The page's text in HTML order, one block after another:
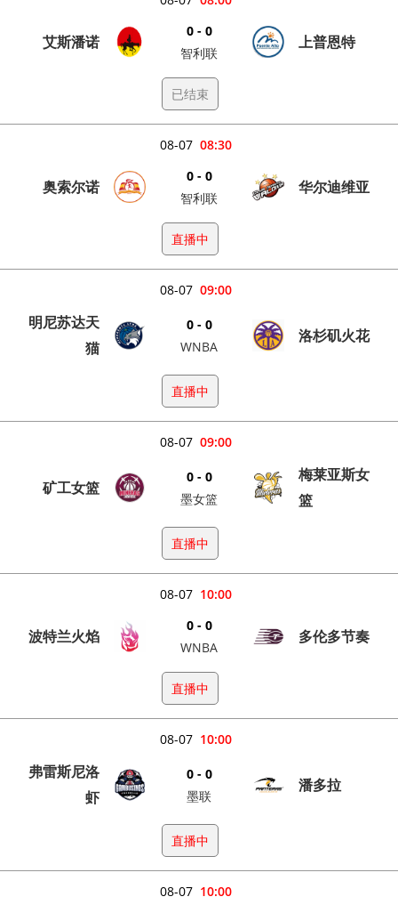
艾斯潘诺
0 - 0
智利联
上普恩特
已结束
08:30
08-07
奥索尔诺
0 - 0
智利联
华尔迪维亚
直播中
09:00
08-07
明尼苏达天
猫
0 - 0
WNBA
洛杉矶火花
直播中
09:00
08-07
矿工女篮
0 - 0
墨女篮
梅莱亚斯女
篮
直播中
10:00
08-07
波特兰火焰
0 - 0
WNBA
多伦多节奏
直播中
10:00
08-07
弗雷斯尼洛
虾
0 - 0
墨联
潘多拉
直播中
10:00
08-07